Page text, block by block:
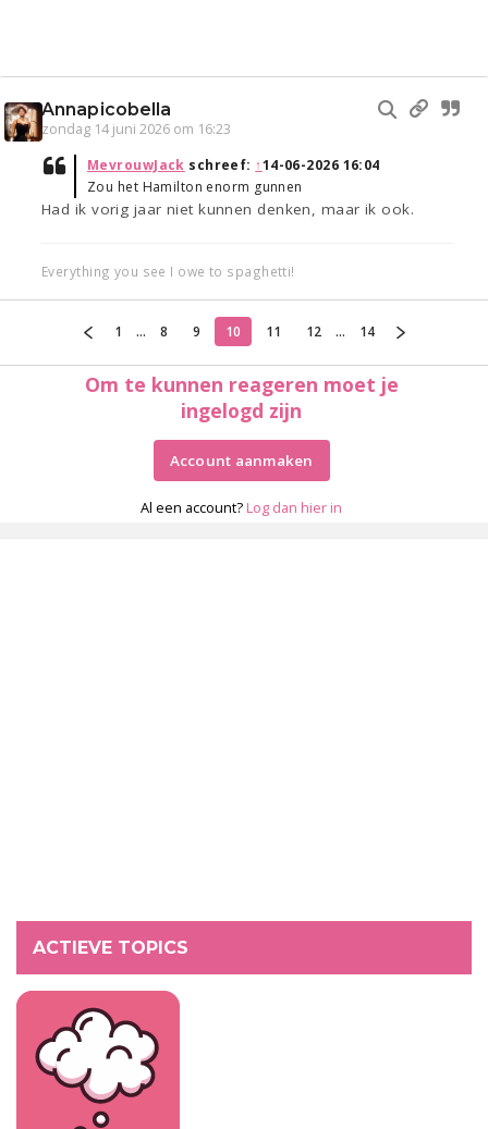
Annapicobella
zondag 14 juni 2026 om 16:23
MevrouwJack schreef: ↑14-06-2026 16:04
Zou het Hamilton enorm gunnen
Had ik vorig jaar niet kunnen denken, maar ik ook.
Everything you see I owe to spaghetti!
1 ... 8 9 10 11 12 ... 14
Om te kunnen reageren moet je
ingelogd zijn
Account aanmaken
Al een account? Log dan hier in
ACTIEVE TOPICS